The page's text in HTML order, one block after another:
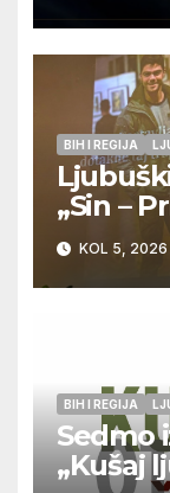
BIH I REGIJA
„Sin –
Zdenka
KOL 5, 2026
BIH I REGIJA
Sedmo
„Kušaj